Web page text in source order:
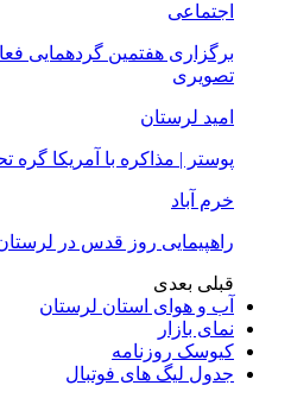
اجتماعی
برگزاری هفتمین گردهمایی
تصویری
امید لرستان
پوستر | مذاکره با آمریکا گره
خرم آباد
راهپیمایی روز قدس در
قبلی بعدی
آب و هوای استان لرستان
نمای بازار
کیوسک روزنامه
جدول لیگ های فوتبال